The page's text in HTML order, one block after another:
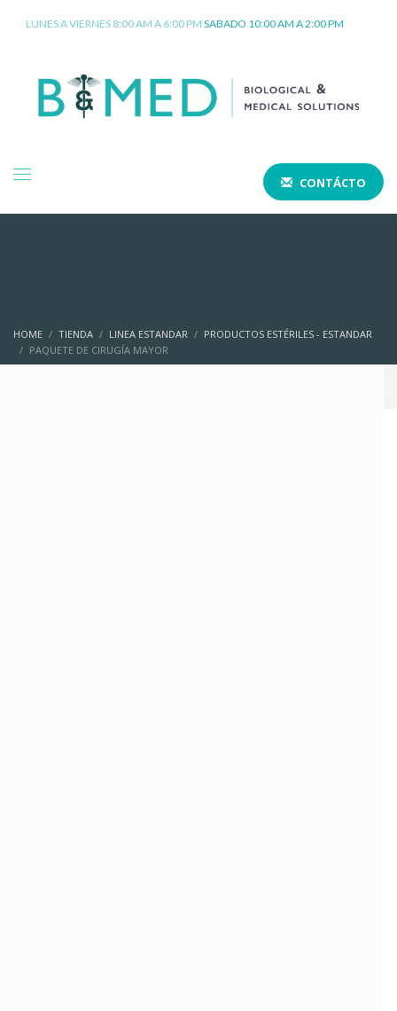
LUNES A VIERNES 8:00 AM A 6:00 PM SABADO 10:00 AM A 2:00 PM
CONTÁCTO
HOME TIENDA LINEA ESTANDAR
PRODUCTOS ESTÉRILES - ESTANDAR
PAQUETE DE CIRUGÍA MAYOR